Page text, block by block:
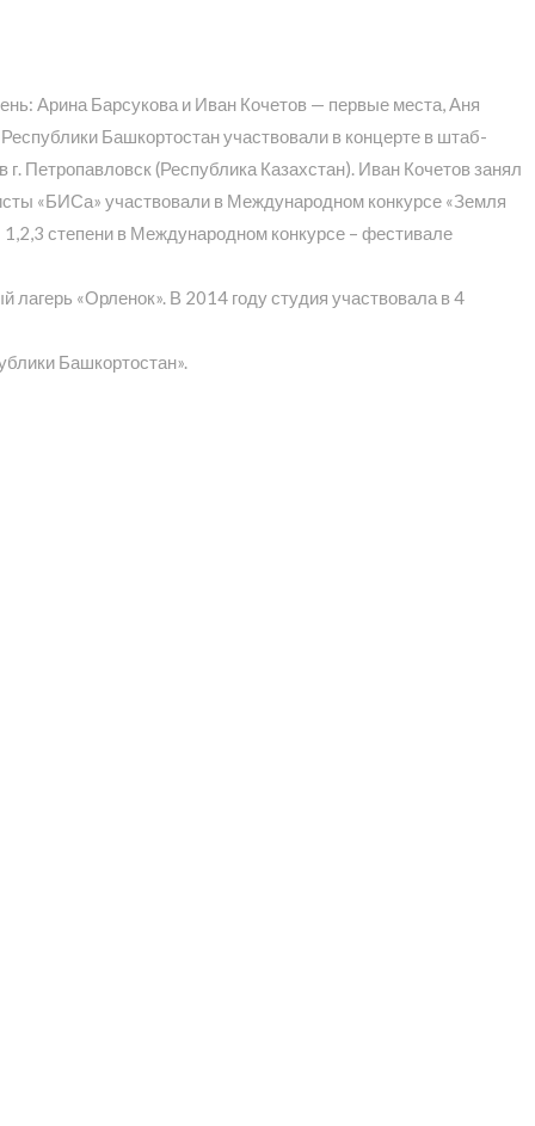
Арина Барсукова и Иван Кочетов — первые места, Аня
Башкортостан участвовали в концерте в штаб-
Петропавловск (Республика Казахстан). Иван Кочетов занял
«БИСа» участвовали в Международном конкурсе «Земля
1,2,3 степени в Международном конкурсе – фестивале
«Орленок». В 2014 году студия участвовала в 4
Башкортостан».